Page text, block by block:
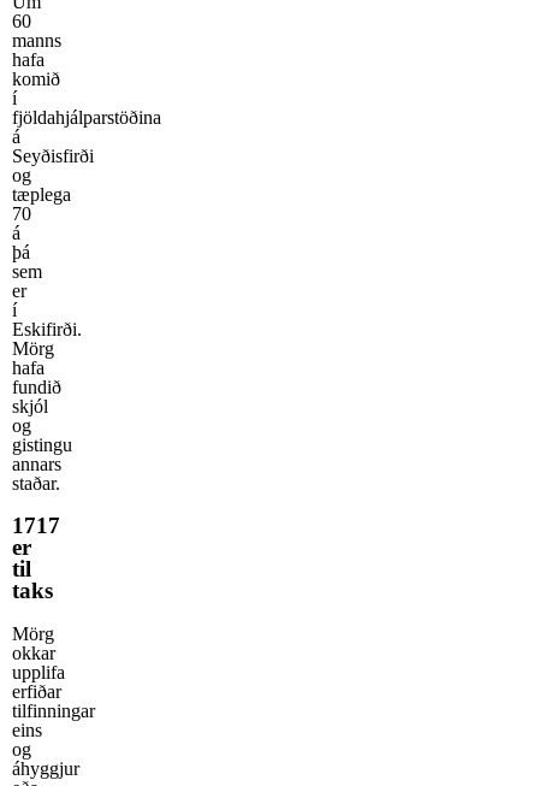
60
manns
hafa
komið
í
fjöldahjálparstöðina
á
Seyðisfirði
og
tæplega
70
á
þá
sem
er
í
Eskifirði.
Mörg
hafa
fundið
skjól
og
gistingu
annars
staðar.
1717
er
til
taks
Mörg
okkar
upplifa
erfiðar
tilfinningar
eins
og
áhyggjur